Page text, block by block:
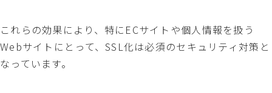
これらの効果により、特にECサイトや個人情報を扱う
Webサイトにとって、SSL化は必須のセキュリティ対策と
なっています。